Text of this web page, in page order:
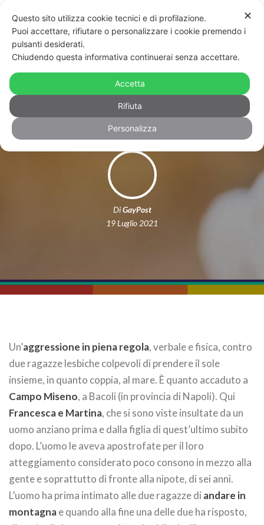
Insultate in spiaggia perché lesbiche:
aggressione a Capo Miseno (Napoli)
DiGayPost
19 Luglio 2021
Un’aggressione in piena regola, verbale e fisica, contro
due ragazze lesbiche colpevoli di prendere il sole
insieme, in quanto coppia, al mare. È quanto accaduto a
Campo Miseno, a Bacoli (in provincia di Napoli). Qui
Francesca e Martina, che si sono viste insultate da un
uomo anziano prima e dalla figlia di quest’ultimo subito
dopo. L’uomo le aveva apostrofate per il loro
atteggiamento considerato poco consono in mezzo alla
gente e soprattutto di fronte alla nipote, di sei anni.
L’uomo ha prima intimato alle due ragazze di andare in
montagnae quando alla fine una delle due ha risposto,
✕
Questo sito utilizza cookie tecnici e di profilazione.
Puoi accettare, rifiutare o personalizzare i cookie premendo i
pulsanti desiderati.
Chiudendo questa informativa continuerai senza accettare.
Accetta
Rifiuta
Personalizza